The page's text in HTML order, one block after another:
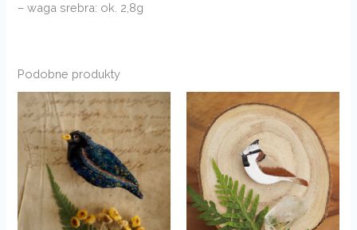
– waga srebra: ok. 2,8g
Podobne produkty